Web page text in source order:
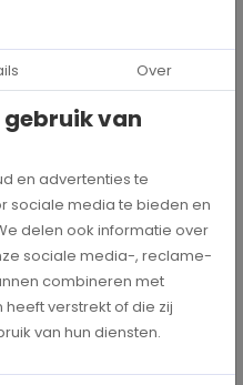
Over
van
en advertenties te
sociale media te bieden en
delen ook informatie over
sociale media-, reclame-
combineren met
verstrekt of die zij
van hun diensten.